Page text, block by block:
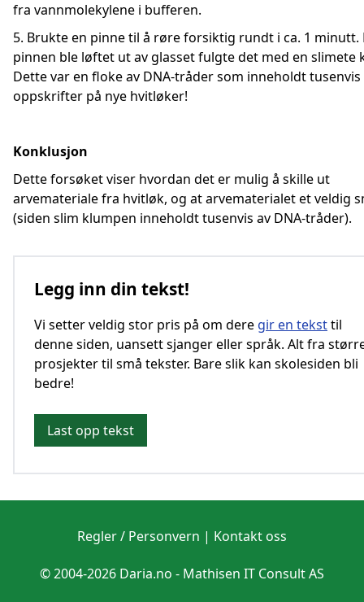
fra vannmolekylene i bufferen.
5. Brukte en pinne til å røre forsiktig rundt i ca. 1 minutt.
pinnen ble løftet ut av glasset fulgte det med en slimete
Dette var en floke av DNA-tråder som inneholdt tusenvis
oppskrifter på nye hvitløker!
Konklusjon
Dette forsøket viser hvordan det er mulig å skille ut
arvemateriale fra hvitløk, og at arvematerialet et veldig
(siden slim klumpen inneholdt tusenvis av DNA-tråder).
Legg inn din tekst!
Vi setter veldig stor pris på om dere gir en teksttil
denne siden, uansett sjanger eller språk. Alt fra
prosjekter til små tekster. Bare slik kan skolesiden bli
bedre!
Last opp tekst
Regler / Personvern | Kontakt oss
© 2004-2026 Daria.no - Mathisen IT Consult AS